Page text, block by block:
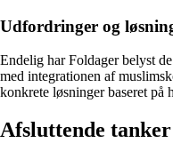
Udfordringer og
Endelig har Foldager belyst
med integrationen af
konkrete løsninger baseret på
Afsluttende tanker